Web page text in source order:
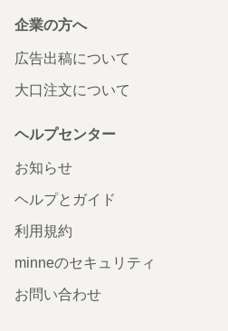
企業の方へ
広告出稿について
大口注文について
ヘルプセンター
お知らせ
ヘルプとガイド
利用規約
minneのセキュリティ
お問い合わせ